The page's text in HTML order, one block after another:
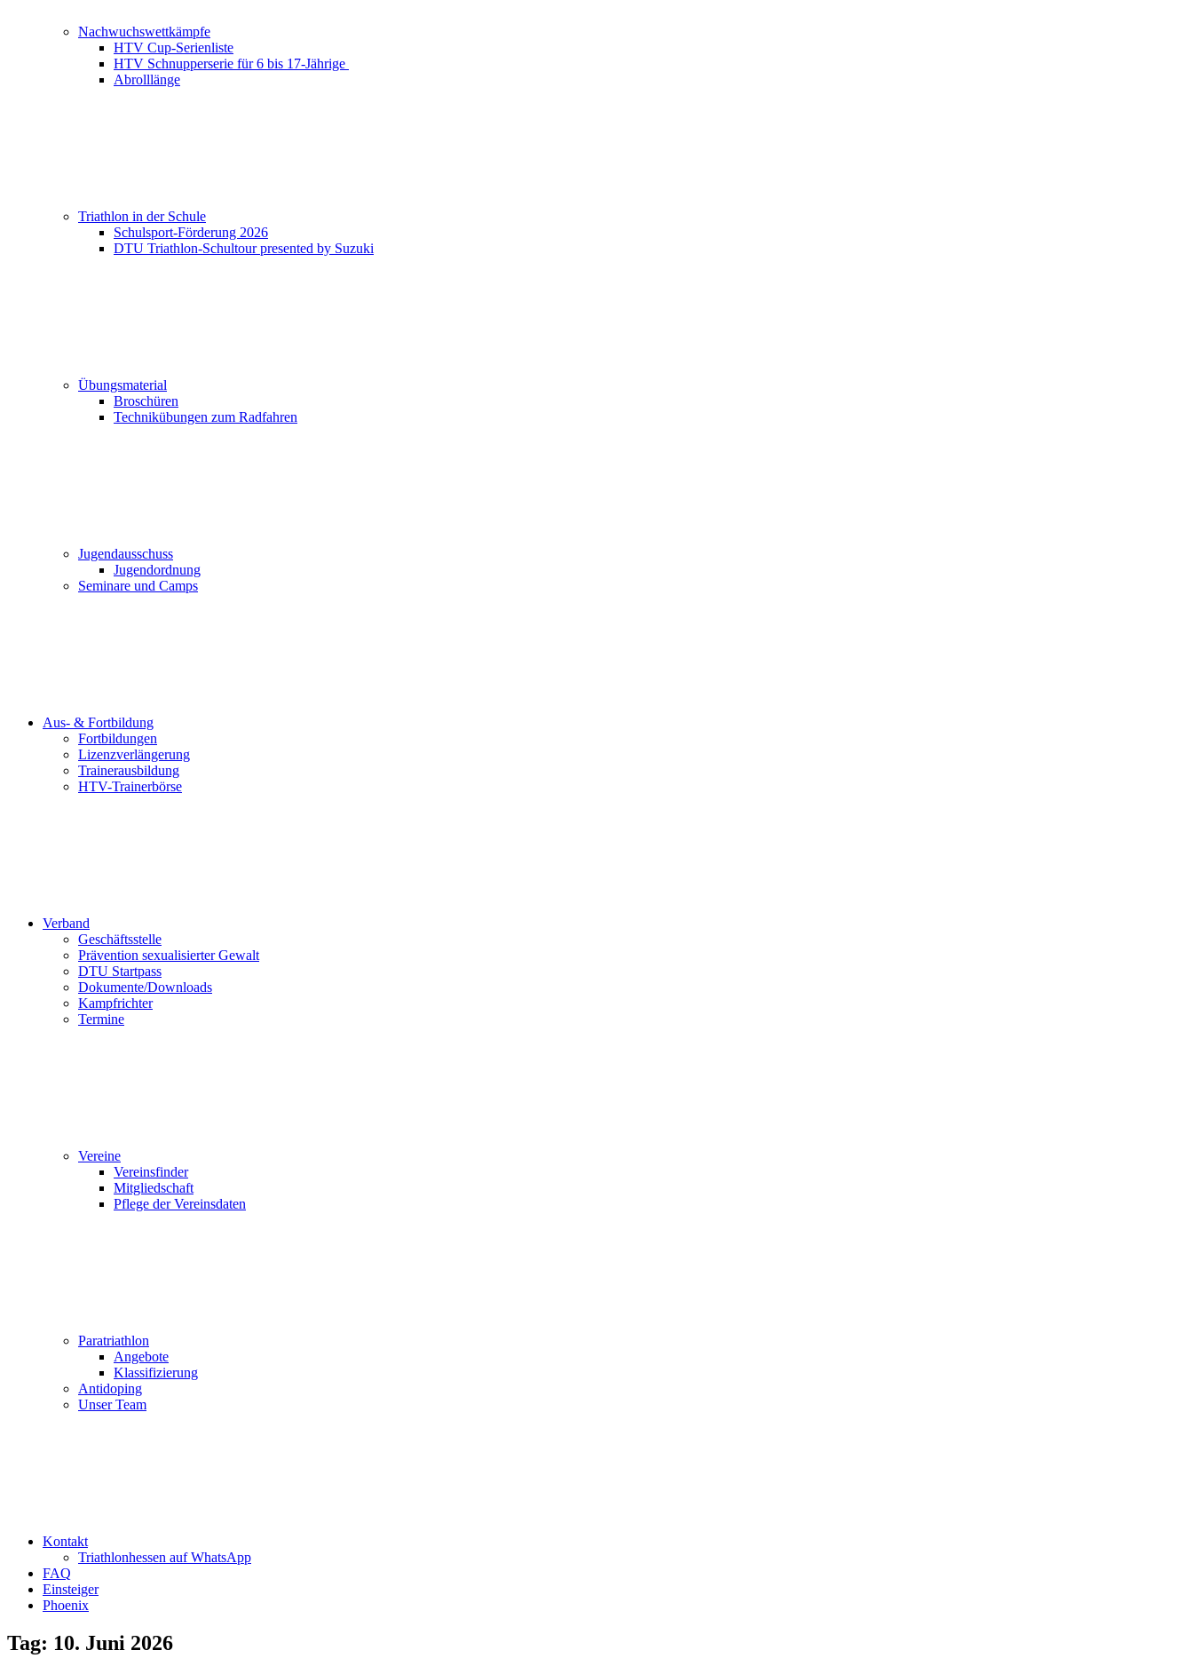
Nachwuchswettkämpfe
HTV Cup-Serienliste
HTV Schnupperserie für 6 bis 17-Jährige
Abrolllänge
Triathlon in der Schule
Schulsport-Förderung 2026
DTU Triathlon-Schultour presented by Suzuki
Übungsmaterial
Broschüren
Technikübungen zum Radfahren
Jugendausschuss
Jugendordnung
Seminare und Camps
Aus- & Fortbildung
Fortbildungen
Lizenzverlängerung
Trainerausbildung
HTV-Trainerbörse
Verband
Geschäftsstelle
Prävention sexualisierter Gewalt
DTU Startpass
Dokumente/Downloads
Kampfrichter
Termine
Vereine
Vereinsfinder
Mitgliedschaft
Pflege der Vereinsdaten
Paratriathlon
Angebote
Klassifizierung
Antidoping
Unser Team
Kontakt
Triathlonhessen auf WhatsApp
FAQ
Einsteiger
Phoenix
Tag: 10. Juni 2026